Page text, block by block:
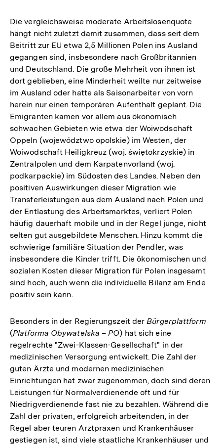
Die vergleichsweise moderate Arbeitslosenquote
hängt nicht zuletzt damit zusammen, dass seit dem
Beitritt zur EU etwa 2,5 Millionen Polen ins Ausland
gegangen sind, insbesondere nach Großbritannien
und Deutschland. Die große Mehrheit von ihnen ist
dort geblieben, eine Minderheit weilte nur zeitweise
im Ausland oder hatte als Saisonarbeiter von vorn
herein nur einen temporären Aufenthalt geplant. Die
Emigranten kamen vor allem aus ökonomisch
schwachen Gebieten wie etwa der Woiwodschaft
Oppeln (województwo opolskie) im Westen, der
Woiwodschaft Heiligkreuz (woj. świętokrzyskie) in
Zentralpolen und dem Karpatenvorland (woj.
podkarpackie) im Südosten des Landes. Neben den
positiven Auswirkungen dieser Migration wie
Transferleistungen aus dem Ausland nach Polen und
der Entlastung des Arbeitsmarktes, verliert Polen
häufig dauerhaft mobile und in der Regel junge, nicht
selten gut ausgebildete Menschen. Hinzu kommt die
schwierige familiäre Situation der Pendler, was
insbesondere die Kinder trifft. Die ökonomischen und
sozialen Kosten dieser Migration für Polen insgesamt
sind hoch, auch wenn die individuelle Bilanz am Ende
positiv sein kann.
Besonders in der Regierungszeit derBürgerplattform
(Platforma Obywatelska – PO) hat sich eine
regelrechte "Zwei-Klassen-Gesellschaft" in der
medizinischen Versorgung entwickelt. Die Zahl der
guten Ärzte und modernen medizinischen
Einrichtungen hat zwar zugenommen, doch sind deren
Leistungen für Normalverdienende oft und für
Niedrigverdienende fast nie zu bezahlen. Während die
Zahl der privaten, erfolgreich arbeitenden, in der
Regel aber teuren Arztpraxen und Krankenhäuser
gestiegen ist, sind viele staatliche Krankenhäuser und